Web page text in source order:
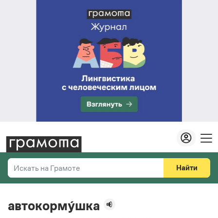
Искать на Грамоте
Справочная служба
Найти
автокорму́шка